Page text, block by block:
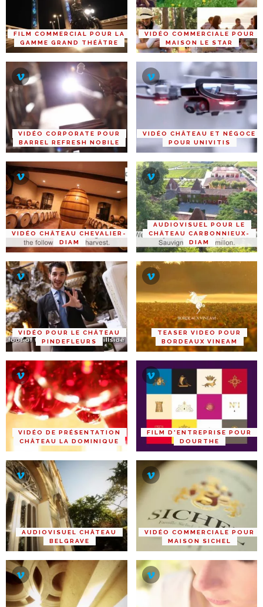
FILM COMMERCIAL POUR LA
GAMME GRAND THÉÂTRE
VIDÉO CORPORATE POUR
BARREL REFRESH NOBILE
VIDÉO CHÂTEAU CHEVALIER-
DIAM
VIDÉO POUR LE CHÂTEAU
PINDEFLEURS
VIDÉO DE PRÉSENTATION
CHÂTEAU LA DOMINIQUE
AUDIOVISUEL CHÂTEAU
BELGRAVE
VIDÉO COMMERCIALE POUR
MAISON LE STAR
VIDÉO CHÂTEAU ET NÉGOCE
POUR UNIVITIS
AUDIOVISUEL POUR LE
CHÂTEAU CARBONNIEUX-
DIAM
TEASER VIDEO POUR
BORDEAUX VINEAM
FILM D'ENTREPRISE POUR
DOURTHE
VIDÉO COMMERCIALE POUR
MAISON SICHEL